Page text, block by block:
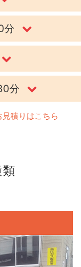
分
分
積りはこちら